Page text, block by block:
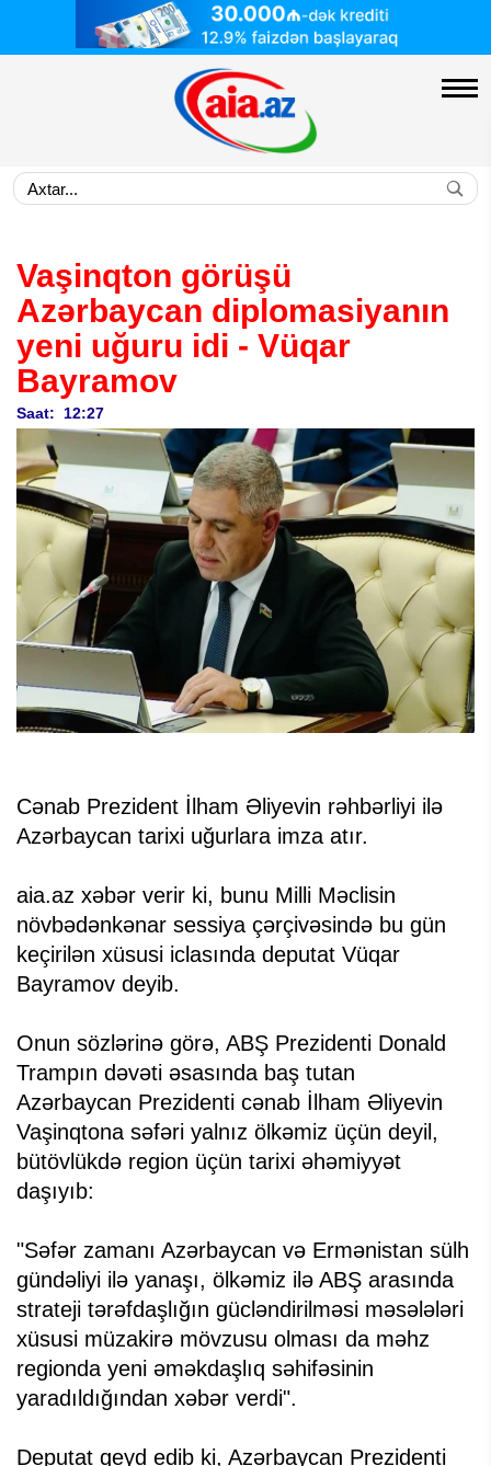
Vaşinqton görüşü
Azərbaycan diplomasiyanın
yeni uğuru idi - Vüqar
Bayramov
Saat: 12:27
Cənab Prezident İlham Əliyevin rəhbərliyi ilə
Azərbaycan tarixi uğurlara imza atır.
aia.az xəbər verir ki, bunu Milli Məclisin
növbədənkənar sessiya çərçivəsində bu gün
keçirilən xüsusi iclasında deputat Vüqar
Bayramov deyib.
Onun sözlərinə görə, ABŞ Prezidenti Donald
Trampın dəvəti əsasında baş tutan
Azərbaycan Prezidenti cənab İlham Əliyevin
Vaşinqtona səfəri yalnız ölkəmiz üçün deyil,
bütövlükdə region üçün tarixi əhəmiyyət
daşıyıb:
"Səfər zamanı Azərbaycan və Ermənistan sülh
gündəliyi ilə yanaşı, ölkəmiz ilə ABŞ arasında
strateji tərəfdaşlığın gücləndirilməsi məsələləri
xüsusi müzakirə mövzusu olması da məhz
regionda yeni əməkdaşlıq səhifəsinin
yaradıldığından xəbər verdi".
Deputat qeyd edib ki, Azərbaycan Prezidenti